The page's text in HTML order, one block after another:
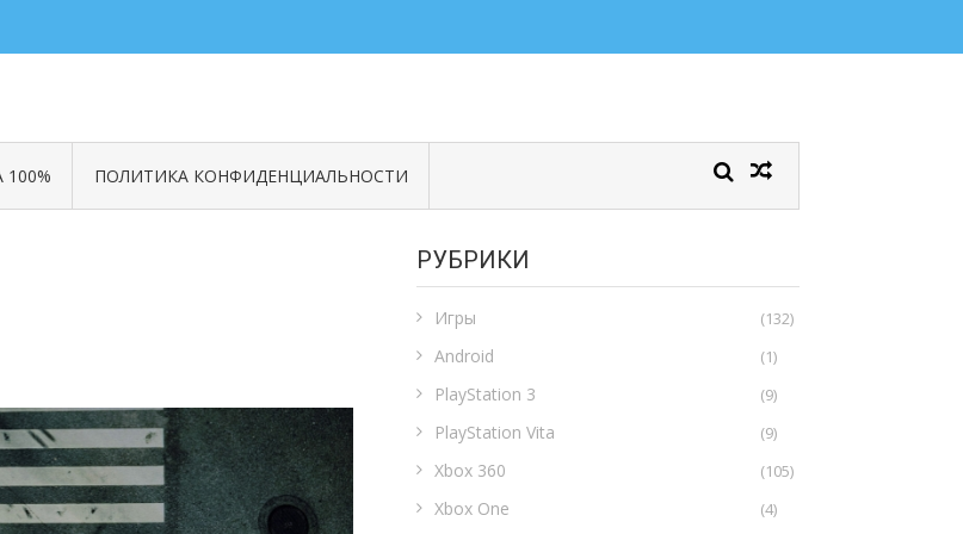
ПОЛИТИКА КОНФИДЕНЦИАЛЬНОСТИ
РУБРИКИ
Игры (132)
Android (1)
PlayStation 3 (9)
PlayStation Vita (9)
Xbox 360 (105)
Xbox One (4)